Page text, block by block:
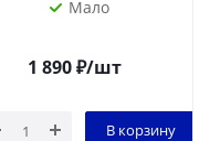
Мало
1 890₽/шт
В корзину